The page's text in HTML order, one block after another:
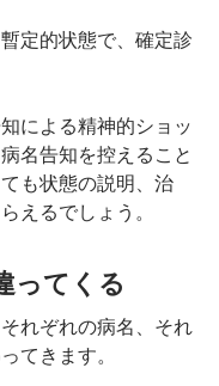
定的状態で、確定診
による精神的ショッ
名告知を控えること
も状態の説明、治
えるでしょう。
ってくる
れぞれの病名、それ
てきます。